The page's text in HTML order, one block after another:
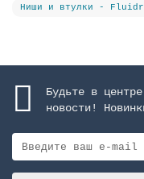
Ниши и втулки -
Будьте в
новости!